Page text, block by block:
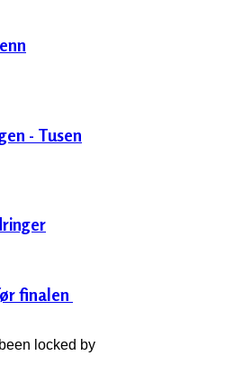
- Tusen
finalen
locked by